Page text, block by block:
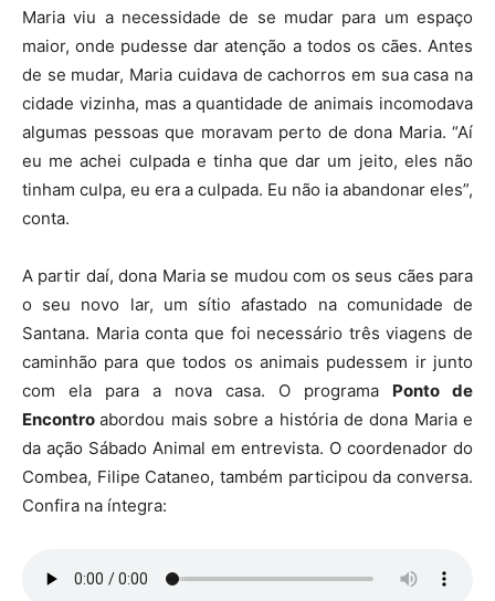
Maria viu a necessidade de se mudar para um espaço
maior, onde pudesse dar atenção a todos os cães. Antes
de se mudar, Maria cuidava de cachorros em sua casa na
cidade vizinha, mas a quantidade de animais incomodava
algumas pessoas que moravam perto de dona Maria. “Aí
eu me achei culpada e tinha que dar um jeito, eles não
tinham culpa, eu era a culpada. Eu não ia abandonar eles”,
conta.
A partir daí, dona Maria se mudou com os seus cães para
o seu novo lar, um sítio afastado na comunidade de
Santana. Maria conta que foi necessário três viagens de
caminhão para que todos os animais pudessem ir junto
com ela para a nova casa. O programa Ponto de
Encontroabordou mais sobre a história de dona Maria e
da ação Sábado Animal em entrevista. O coordenador do
Combea, Filipe Cataneo, também participou da conversa.
Confira na íntegra: